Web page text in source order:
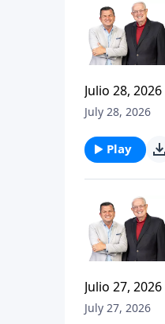
Julio 28,
el pastor
July 28, 2026
Play
Julio 27,
interpersonales cristianas y
July 27, 2026